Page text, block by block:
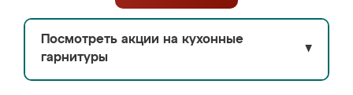
Посмотреть акции на кухонные
гарнитуры
▼